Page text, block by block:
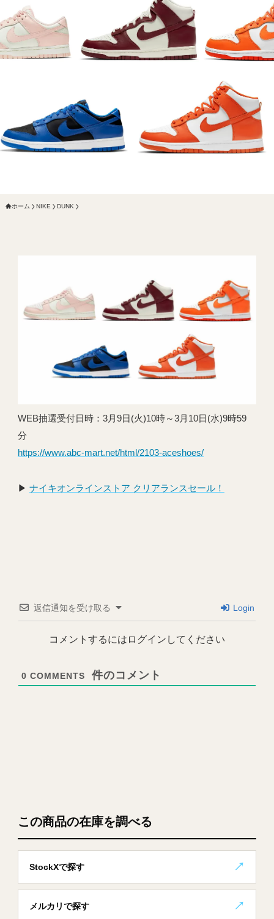
ホーム NIKE DUNK
WEB抽選受付日時：3月9日(火)10時～3月10日(水)9時59
分
https://www.abc-mart.net/html/2103-aceshoes/
▶︎ ナイキオンラインストア クリアランスセール！
この商品の在庫を調べる
StockXで探す
メルカリで探す
返信通知を受け取る Login
コメントするにはログインしてください
0 COMMENTS